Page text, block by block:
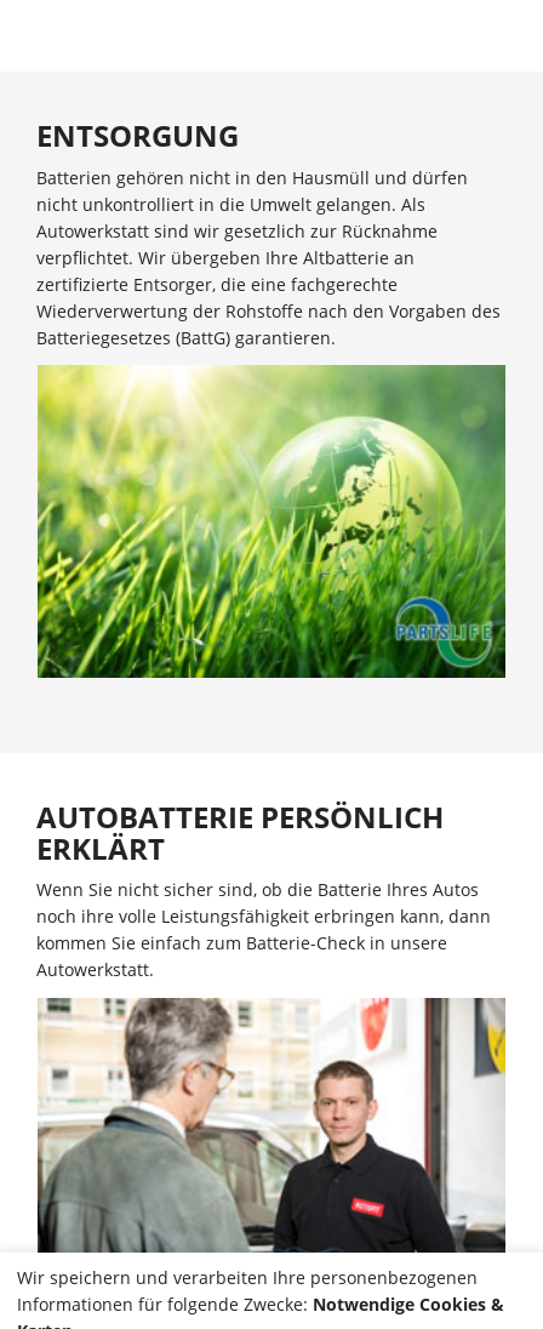
ENTSORGUNG
Batterien gehören nicht in den Hausmüll und dürfen
nicht unkontrolliert in die Umwelt gelangen. Als
Autowerkstatt sind wir gesetzlich zur Rücknahme
verpflichtet. Wir übergeben Ihre Altbatterie an
zertifizierte Entsorger, die eine fachgerechte
Wiederverwertung der Rohstoffe nach den Vorgaben des
Batteriegesetzes (BattG) garantieren.
AUTOBATTERIE PERSÖNLICH
ERKLÄRT
Wenn Sie nicht sicher sind, ob die Batterie Ihres Autos
noch ihre volle Leistungsfähigkeit erbringen kann, dann
kommen Sie einfach zum Batterie-Check in unsere
Autowerkstatt.
Wir speichern und verarbeiten Ihre personenbezogenen
Informationen für folgende Zwecke: Notwendige Cookies &